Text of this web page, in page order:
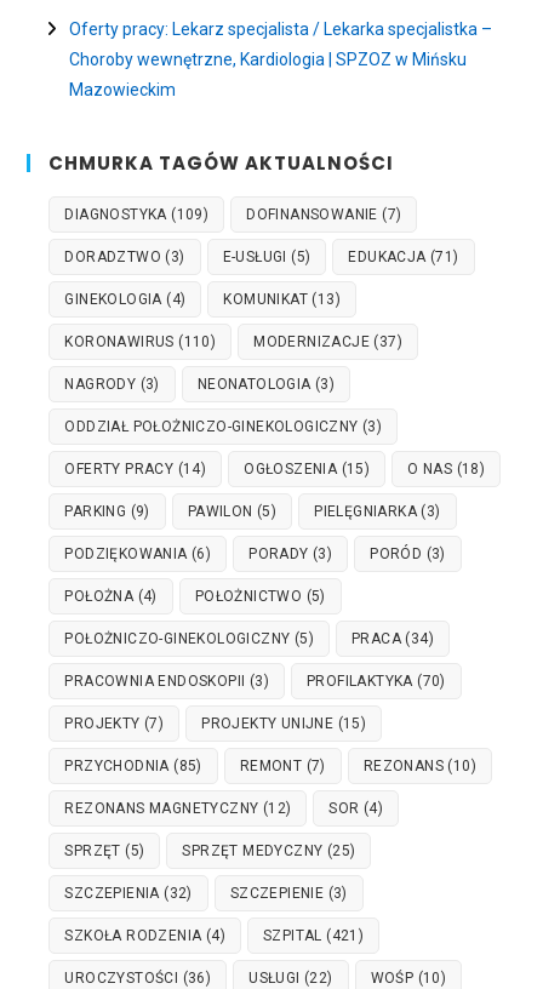
Oferty pracy: Lekarz specjalista / Lekarka specjalistka –
Choroby wewnętrzne, Kardiologia | SPZOZ w Mińsku
Mazowieckim
CHMURKA TAGÓW AKTUALNOŚCI
DIAGNOSTYKA(109) DOFINANSOWANIE (7)
DORADZTWO (3) E-USŁUGI (5) EDUKACJA(71)
GINEKOLOGIA(4) KOMUNIKAT (13)
KORONAWIRUS (110) MODERNIZACJE (37)
NAGRODY (3) NEONATOLOGIA(3)
ODDZIAŁ POŁOŻNICZO-GINEKOLOGICZNY (3)
OFERTY PRACY (14) OGŁOSZENIA(15) O NAS (18)
PARKING (9) PAWILON (5) PIELĘGNIARKA(3)
PODZIĘKOWANIA(6) PORADY (3) PORÓD (3)
POŁOŻNA(4) POŁOŻNICTWO (5)
POŁOŻNICZO-GINEKOLOGICZNY (5) PRACA(34)
PRACOWNIA ENDOSKOPII (3) PROFILAKTYKA(70)
PROJEKTY (7) PROJEKTY UNIJNE (15)
PRZYCHODNIA(85) REMONT (7) REZONANS (10)
REZONANS MAGNETYCZNY (12) SOR (4)
SPRZĘT (5) SPRZĘT MEDYCZNY (25)
SZCZEPIENIA(32) SZCZEPIENIE (3)
SZKOŁA RODZENIA(4) SZPITAL (421)
UROCZYSTOŚCI (36) USŁUGI (22) WOŚP (10)